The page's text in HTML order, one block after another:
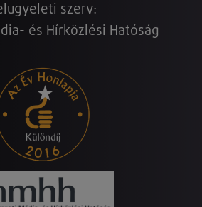
szerv:
és Hírközlési Hatóság